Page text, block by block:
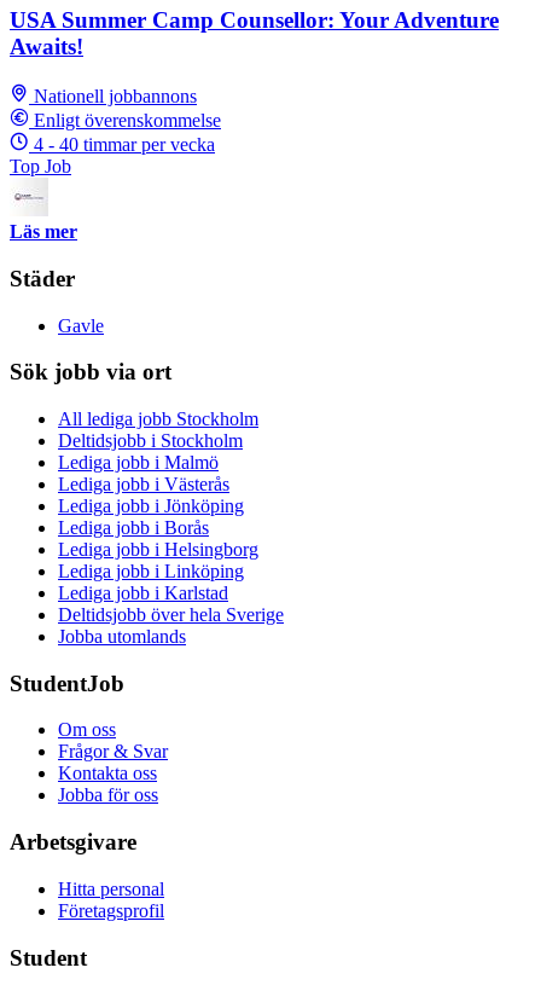
USA Summer Camp Counsellor: Your Adventure
Awaits!
Nationell jobbannons
Enligt överenskommelse
4 - 40 timmar per vecka
Top Job
Läs mer
Städer
Gavle
Sök jobb via ort
All lediga jobb Stockholm
Deltidsjobb i Stockholm
Lediga jobb i Malmö
Lediga jobb i Västerås
Lediga jobb i Jönköping
Lediga jobb i Borås
Lediga jobb i Helsingborg
Lediga jobb i Linköping
Lediga jobb i Karlstad
Deltidsjobb över hela Sverige
Jobba utomlands
StudentJob
Om oss
Frågor & Svar
Kontakta oss
Jobba för oss
Arbetsgivare
Hitta personal
Företagsprofil
Student